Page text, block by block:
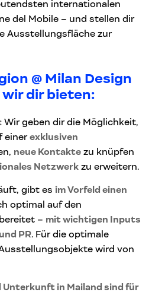
internationalen
del Mobile – und stellen dir
Ausstellungsfläche zur
@ Milan Design
wir dir bieten:
Wir geben dir die Möglichkeit,
einerexklusiven
neue Kontakte zu knüpfen
Netzwerk zu erweitern.
gibt es im Vorfeld einen
optimal auf den
– mit wichtigen Inputs
PR. Für die optimale
wird von
Unterkunft in Mailand sind für